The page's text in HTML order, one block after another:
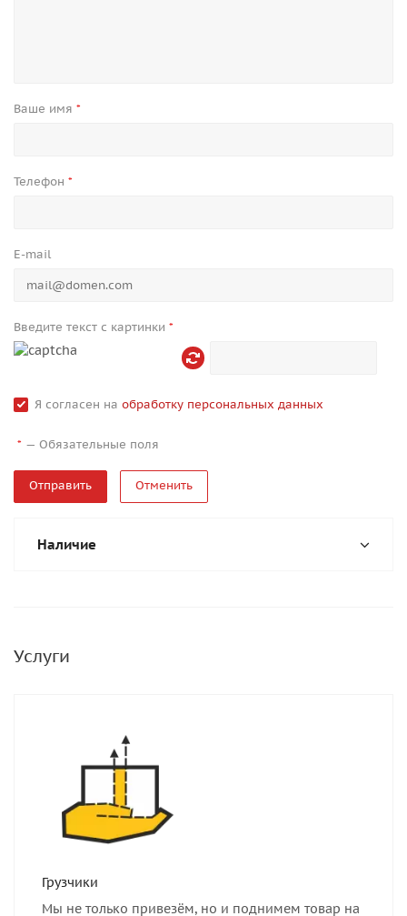
Ваше имя *
Телефон *
E-mail
Введите текст с картинки *
Я согласен на обработку персональных данных
* — Обязательные поля
Отменить
Наличие
Услуги
Грузчики
Мы не только привезём, но и поднимем товар на